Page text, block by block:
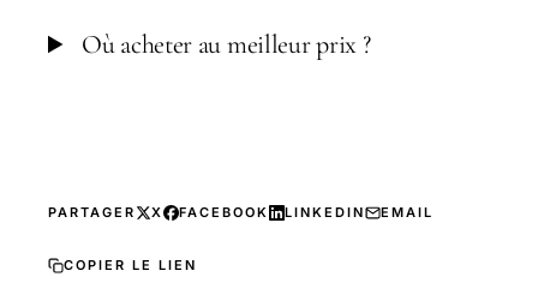
Où acheter au meilleur prix ?
PARTAGER X FACEBOOK LINKEDIN EMAIL
COPIER LE LIEN